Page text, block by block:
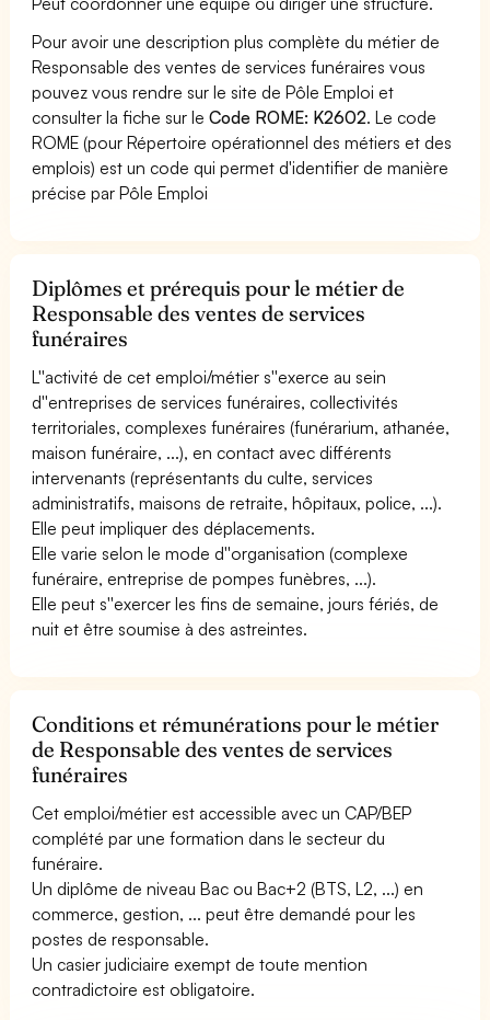
Pour avoir une description plus complète du métier de
Responsable des ventes de services funéraires vous
pouvez vous rendre sur le site de Pôle Emploi et
consulter la fiche sur leCode ROME: K2602. Le code
ROME (pour Répertoire opérationnel des métiers et des
emplois) est un code qui permet d'identifier de manière
précise par Pôle Emploi
Diplômes et prérequis pour le métier de
Responsable des ventes de services
funéraires
L''activité de cet emploi/métier s''exerce au sein
d''entreprises de services funéraires, collectivités
territoriales, complexes funéraires (funérarium, athanée,
maison funéraire, ...), en contact avec différents
intervenants (représentants du culte, services
administratifs, maisons de retraite, hôpitaux, police, ...).
Elle peut impliquer des déplacements.
Elle varie selon le mode d''organisation (complexe
funéraire, entreprise de pompes funèbres, ...).
Elle peut s''exercer les fins de semaine, jours fériés, de
nuit et être soumise à des astreintes.
Conditions et rémunérations pour le métier
de Responsable des ventes de services
funéraires
Cet emploi/métier est accessible avec un CAP/BEP
complété par une formation dans le secteur du
funéraire.
Un diplôme de niveau Bac ou Bac+2 (BTS, L2, ...) en
commerce, gestion, ... peut être demandé pour les
postes de responsable.
Un casier judiciaire exempt de toute mention
contradictoire est obligatoire.